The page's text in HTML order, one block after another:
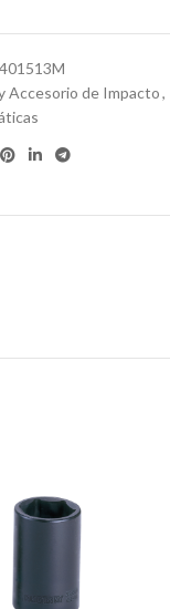
Accesorio de Impacto,